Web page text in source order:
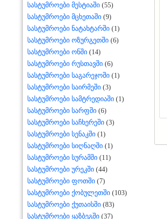
სასტუმროები მესტიაში (55)
სასტუმროები მცხეთაში (9)
სასტუმროები ნატახტარში (1)
სასტუმროები ოზურგეთში (6)
სასტუმროები ონში (14)
სასტუმროები რუსთავში (6)
სასტუმროები საგარეჯოში (1)
სასტუმროები საირმეში (3)
სასტუმროები სამტრედიაში (1)
სასტუმროები სარფში (6)
სასტუმროები საჩხერეში (3)
სასტუმროები სენაკში (1)
სასტუმროები სიღნაღში (1)
სასტუმროები სურამში (11)
სასტუმროები ურეკში (44)
სასტუმროები ფოთში (7)
სასტუმროები ქობულეთში (103)
სასტუმროები ქუთაისში (83)
სასტუმროები ყაზბეგში (37)